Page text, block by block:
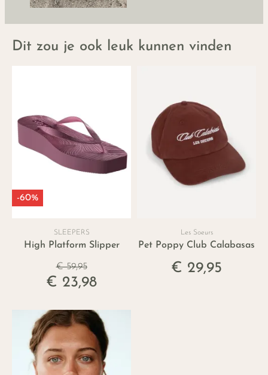
Dit zou je ook leuk kunnen vinden
-60%
SLEEPERS
High Platform Slipper
€ 59,95
€ 23,98
Les Soeurs
Pet Poppy Club Calabasas
€ 29,95